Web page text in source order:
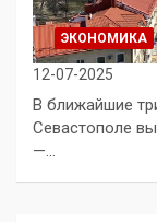
ЭКОНОМИКА
12-07-2025
В ближайшие
Севастополе
—…